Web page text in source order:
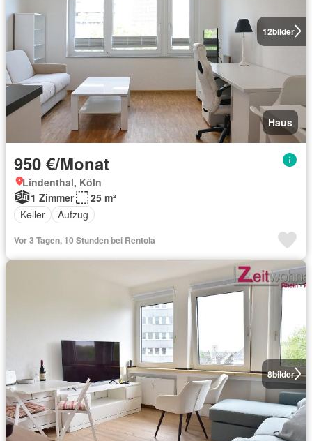
12bilder
Haus
950 €/Monat
Lindenthal, Köln
1 Zimmer
25 m²
Keller
Aufzug
Vor 3 Tagen, 10 Stunden bei Rentola
8bilder